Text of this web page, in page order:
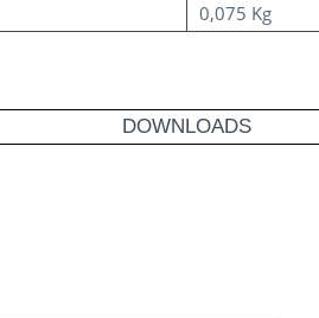
0,075 Kg
DOWNLOADS